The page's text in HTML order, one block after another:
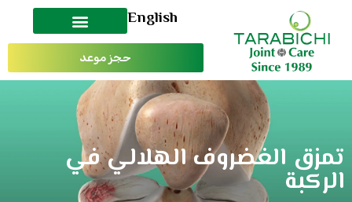
English
حجز موعد
تمزق الغضروف الهلالي في
الركبة